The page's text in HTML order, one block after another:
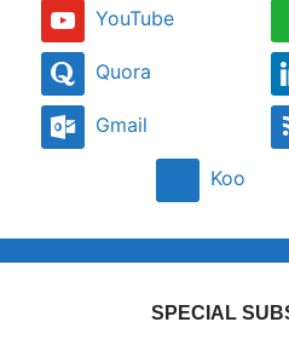
YouTube
Quora
Gmail
Koo
SPECIAL